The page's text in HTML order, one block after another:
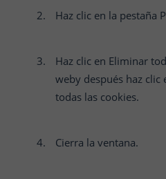
Haz clic en la pestaña
Haz clic en Eliminar
weby después haz
todas las cookies.
Cierra la ventana.